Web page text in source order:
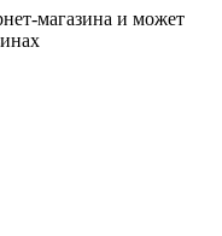
магазина и может